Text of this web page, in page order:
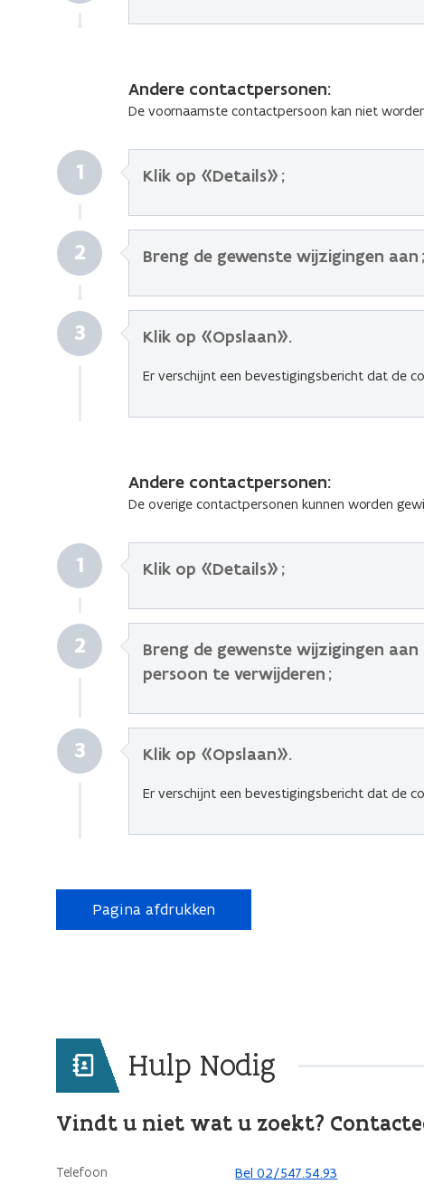
Andere contactpersonen:
De voornaamste contactpersoon kan niet
1 Klik op «Details» ;
2 Breng de gewenste wijzigingen aan ;
3 Klik op «Opslaan».
Er verschijnt een bevestigingsbericht dat de
Andere contactpersonen:
De overige contactpersonen kunnen worden
1 Klik op «Details» ;
2
Breng de gewenste wijzigingen
persoon te verwijderen ;
3 Klik op «Opslaan».
Er verschijnt een bevestigingsbericht dat de
Pagina afdrukken
Hulp Nodig
Vindt u niet wat u zoekt?
Telefoon
Bel 02/547.54.93